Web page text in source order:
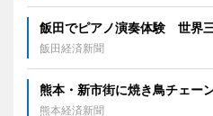
飯田でピアノ演奏体験 世界
飯田経済新聞
熊本・新市街に焼き鳥チェ
熊本経済新聞